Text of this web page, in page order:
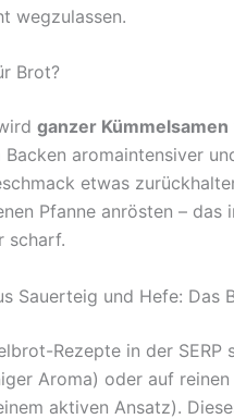
wegzulassen.
Brot?
ganzer Kümmelsamen
Backen aromaintensiver
etwas
Pfanne anrösten –
scharf.
Sauerteig und Hefe: Das
Rezepte in der
Aroma) oder auf
aktiven Ansatz).